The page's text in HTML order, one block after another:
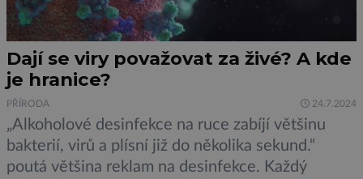
Dají se viry považovat za živé? A kde
je hranice?
PŘÍRODA 24.7.2024
„Alkoholové desinfekce na ruce zabíjí většinu
bakterií, virů a plísní již do několika sekund.“
poutá většina reklam na desinfekce. Každý